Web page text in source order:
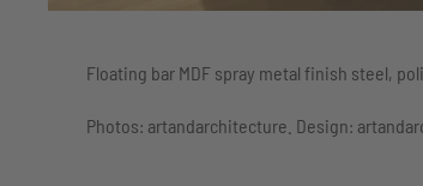
Floating bar MDF spray metal finish steel,
Photos: artandarchitecture. Design: